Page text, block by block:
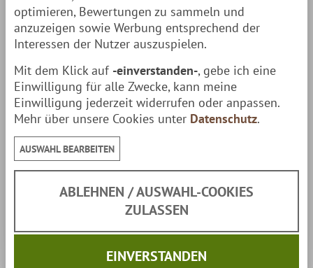
Einfach übers Feuer hängen
Ein guter Koch ist der, der gut improvisieren kann.
Unterwegs gilt das auch für die Teeköche und
Outdoor-Baristas. Derpraktische Henkel
es, den Kessel an einem stabilen Ast einfach über die
Flammen zu hängen. Falls kein Ast zur Hand ist, lässt
optimieren, Bewertungen zu sammeln und
anzuzeigen sowie Werbung entsprechend der
Interessen der Nutzer auszuspielen.
Mit dem Klick auf -einverstanden-, gebe ich eine
Einwilligung für alle Zwecke, kann meine
Einwilligung jederzeit widerrufen oder anpassen.
Mehr über unsere Cookies unter Datenschutz.
AUSWAHL BEARBEITEN
ABLEHNEN / AUSWAHL-COOKIES
ZULASSEN
EINVERSTANDEN